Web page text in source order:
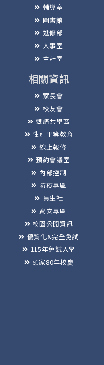
輔導室
圖書館
進修部
人事室
主計室
相關資訊
家長會
校友會
雙語共學區
性別平等教育
線上報修
預約會議室
內部控制
防疫專區
員生社
資安專區
校園公開資訊
優質化&完全免試
115年免試入學
頭家80年校慶